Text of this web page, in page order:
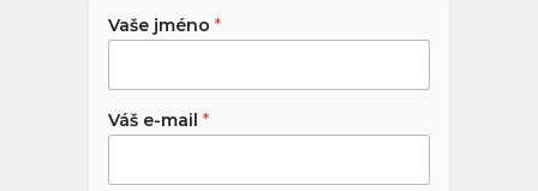
Vaše jméno *
Váš e-mail *